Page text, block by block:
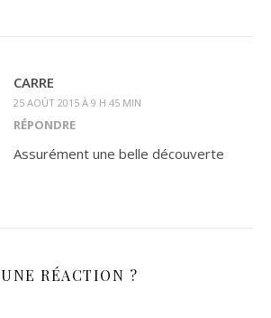
CARRE
25 AOÛT 2015 À 9 H 45 MIN
RÉPONDRE
Assurément une belle découverte
UNE RÉACTION ?